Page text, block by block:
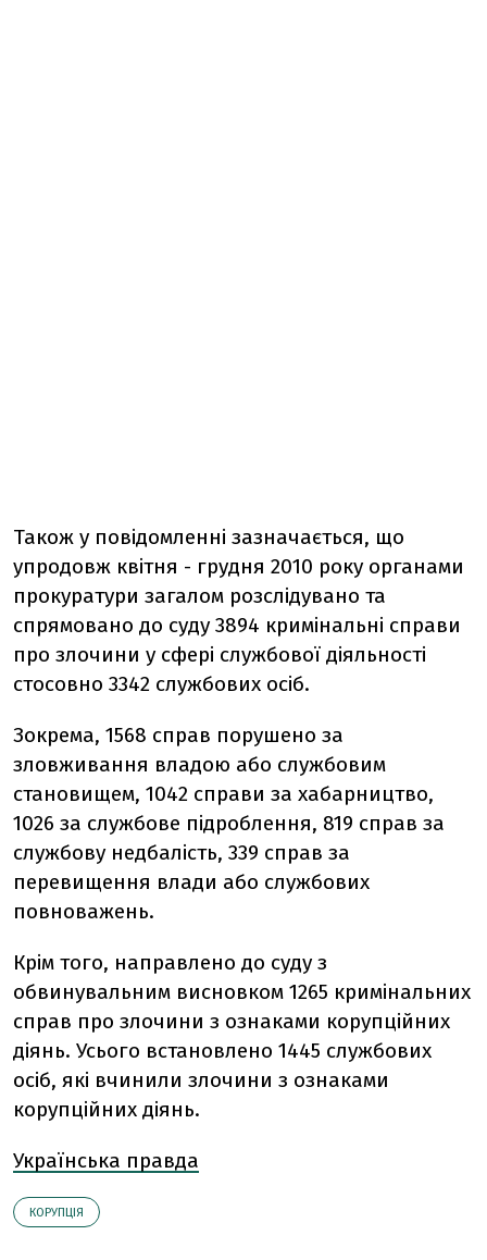
Також у повідомленні зазначається, що
упродовж квітня - грудня 2010 року органами
прокуратури загалом розслідувано та
спрямовано до суду 3894 кримінальні справи
про злочини у сфері службової діяльності
стосовно 3342 службових осіб.
Зокрема, 1568 справ порушено за
зловживання владою або службовим
становищем, 1042 справи за хабарництво,
1026 за службове підроблення, 819 справ за
службову недбалість, 339 справ за
перевищення влади або службових
повноважень.
Крім того, направлено до суду з
обвинувальним висновком 1265 кримінальних
справ про злочини з ознаками корупційних
діянь. Усього встановлено 1445 службових
осіб, які вчинили злочини з ознаками
корупційних діянь.
Українська правда
КОРУПЦІЯ